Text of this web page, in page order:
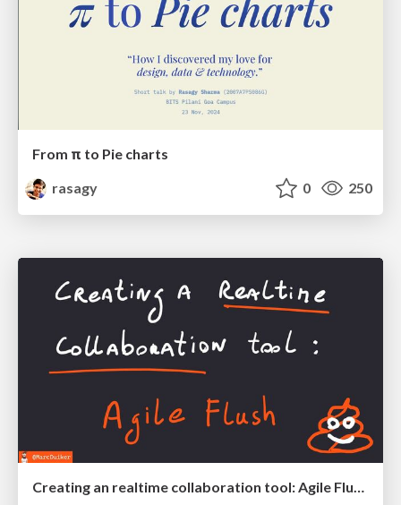
From π to Pie charts
rasagy
0 250
Creating an realtime collaboration tool: Agile Flush - .NET Oxford